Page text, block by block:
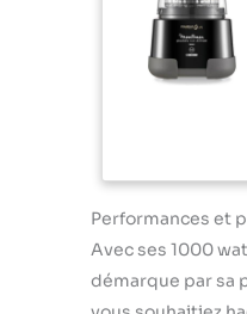
Performances et
Avec ses 1000
démarque par sa